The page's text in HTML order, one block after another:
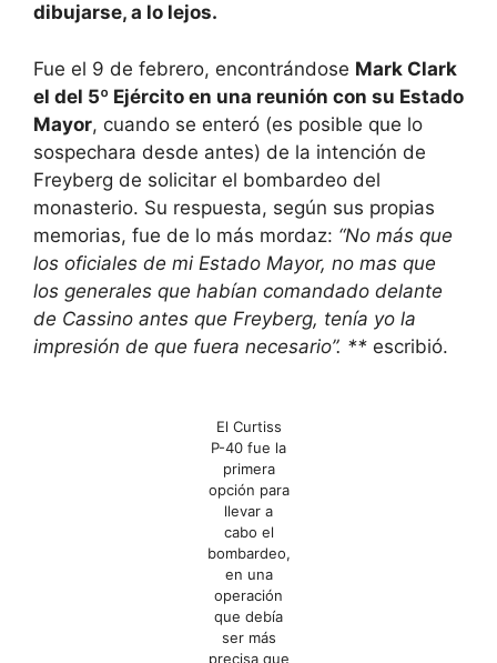
dibujarse, a lo lejos.
Fue el 9 de febrero, encontrándose Mark Clark
el del 5º Ejército en una reunión con su Estado
Mayor, cuando se enteró (es posible que lo
sospechara desde antes) de la intención de
Freyberg de solicitar el bombardeo del
monasterio. Su respuesta, según sus propias
memorias, fue de lo más mordaz: “No más que
los oficiales de mi Estado Mayor, no mas que
los generales que habían comandado delante
de Cassino antes que Freyberg, tenía yo la
impresión de que fuera necesario”. ** escribió.
El Curtiss
P-40 fue la
primera
opción para
llevar a
cabo el
bombardeo,
en una
operación
que debía
ser más
precisa que